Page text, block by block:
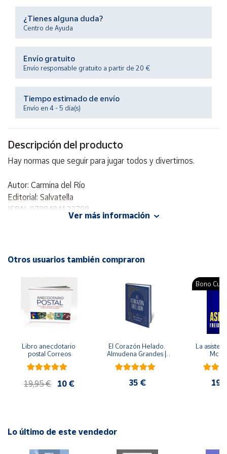
Productos
Solidarios
Ayuda
Centro
Contacto
Vendedores
Mapa de
vendedores
Hazte
vendedor
Área
cliente
Ubicación
Península
Baleares
Canarias,
¿Tienes alguna duda?
Centro de Ayuda
Envío gratuito
Envío responsable gratuito a partir de 20 €
Tiempo estimado de envío
Envío en 4 - 5 día(s)
Descripción del producto
Hay normas que seguir para jugar todos y divertirnos.
Autor: Carmina del Río
Editorial: Salvatella
ISBN: 9788484123798
Ver más información
Otros usuarios también compraron
Libro anecdotario
postal Correos
19,95 € 10 €
El Corazón Helado.
Almudena Grandes |
Edición especial de
lujo | Libro con sello y
35 €
Bono
La
Lo último de este vendedor